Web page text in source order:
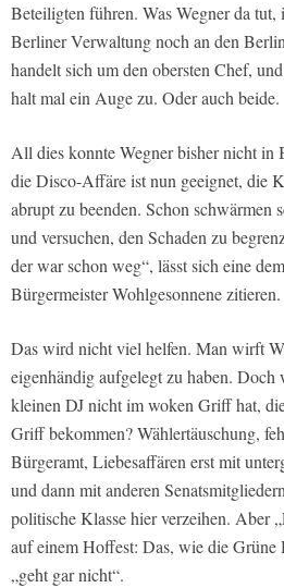
Beteiligten führen. Was Wegner da tut,
Berliner Verwaltung noch an den
handelt sich um den obersten Chef,
halt mal ein Auge zu. Oder auch beide.
All dies konnte Wegner bisher nicht in
die Disco-Affäre ist nun geeignet, die
abrupt zu beenden. Schon schwärmen
und versuchen, den Schaden zu
der war schon weg“, lässt sich eine
Bürgermeister Wohlgesonnene zitieren.
Das wird nicht viel helfen. Man wirft
eigenhändig aufgelegt zu haben. Doch
kleinen DJ nicht im woken Griff hat,
Griff bekommen? Wählertäuschung,
Bürgeramt, Liebesaffären erst mit
und dann mit anderen
politische Klasse hier verzeihen. Aber
auf einem Hoffest: Das, wie die Grüne
„geht gar nicht“.